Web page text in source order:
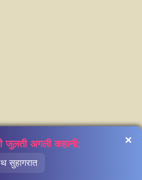
×
अगली कहानी:
सुहागरात